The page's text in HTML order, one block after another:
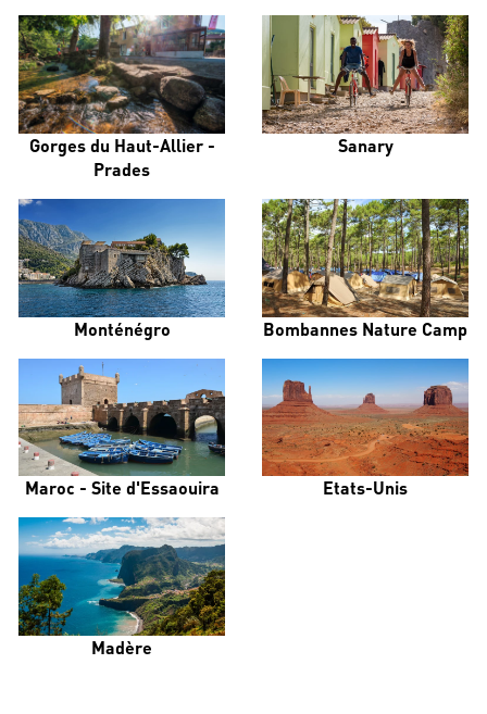
Gorges du Haut-Allier -
Prades
Sanary
Monténégro Bombannes Nature Camp
Maroc - Site d'Essaouira Etats-Unis
Madère